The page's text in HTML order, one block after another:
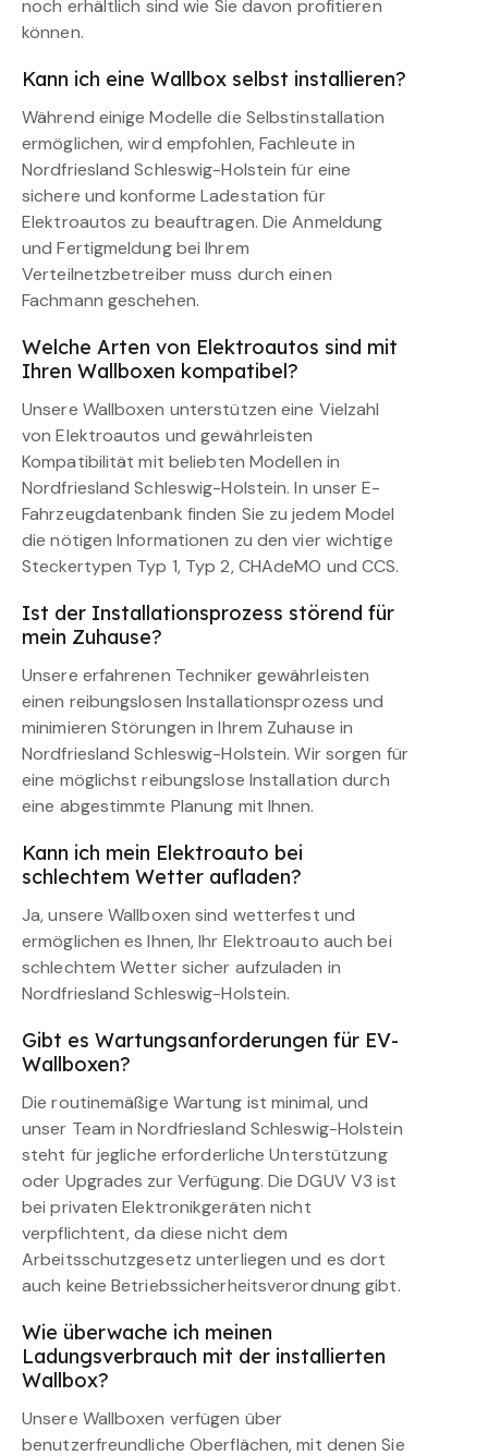
noch erhältlich sind wie Sie davon profitieren
können.
Kann ich eine Wallbox selbst installieren?
Während einige Modelle die Selbstinstallation
ermöglichen, wird empfohlen, Fachleute in
Nordfriesland Schleswig-Holstein für eine
sichere und konforme Ladestation für
Elektroautos zu beauftragen. Die Anmeldung
und Fertigmeldung bei Ihrem
Verteilnetzbetreiber muss durch einen
Fachmann geschehen.
Welche Arten von Elektroautos sind mit
Ihren Wallboxen kompatibel?
Unsere Wallboxen unterstützen eine Vielzahl
von Elektroautos und gewährleisten
Kompatibilität mit beliebten Modellen in
Nordfriesland Schleswig-Holstein. In unser E-
Fahrzeugdatenbank finden Sie zu jedem Model
die nötigen Informationen zu den vier wichtige
Steckertypen Typ 1, Typ 2, CHAdeMO und CCS.
Ist der Installationsprozess störend für
mein Zuhause?
Unsere erfahrenen Techniker gewährleisten
einen reibungslosen Installationsprozess und
minimieren Störungen in Ihrem Zuhause in
Nordfriesland Schleswig-Holstein. Wir sorgen für
eine möglichst reibungslose Installation durch
eine abgestimmte Planung mit Ihnen.
Kann ich mein Elektroauto bei
schlechtem Wetter aufladen?
Ja, unsere Wallboxen sind wetterfest und
ermöglichen es Ihnen, Ihr Elektroauto auch bei
schlechtem Wetter sicher aufzuladen in
Nordfriesland Schleswig-Holstein.
Gibt es Wartungsanforderungen für EV-
Wallboxen?
Die routinemäßige Wartung ist minimal, und
unser Team in Nordfriesland Schleswig-Holstein
steht für jegliche erforderliche Unterstützung
oder Upgrades zur Verfügung. Die DGUV V3 ist
bei privaten Elektronikgeräten nicht
verpflichtent, da diese nicht dem
Arbeitsschutzgesetz unterliegen und es dort
auch keine Betriebssicherheitsverordnung gibt.
Wie überwache ich meinen
Ladungsverbrauch mit der installierten
Wallbox?
Unsere Wallboxen verfügen über
benutzerfreundliche Oberflächen, mit denen Sie